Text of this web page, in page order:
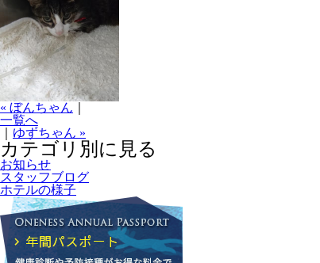
« ぼんちゃん
一覧へ
ゆずちゃん »
カテゴリ別に見る
お知らせ
スタッフブログ
ホテルの様子